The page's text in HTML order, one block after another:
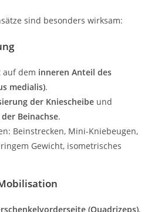
sind besonders wirksam:
auf dem inneren Anteil des
medialis).
der Kniescheibe und
Beinachse.
Beinstrecken, Mini-Kniebeugen,
Gewicht, isometrisches
(Quadrizeps),